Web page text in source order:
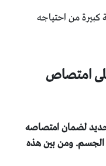
كبيرة من احتياجه
امتصاص
لضمان امتصاصه
الجسم. ومن بين هذه